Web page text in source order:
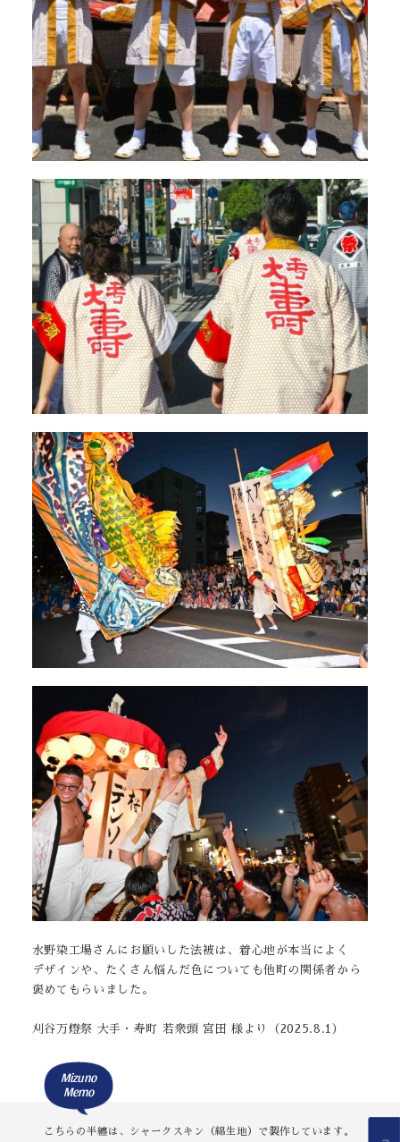
水野染工場さんにお願いした法被は、着心地が本当によく
デザインや、たくさん悩んだ色についても他町の関係者から
褒めてもらいました。
刈谷万燈祭 大手・寿町 若衆頭 宮田 様より（2025.8.1）
こちらの半纏は、シャークスキン（綿生地）で製作しています。
Mizuno
Memo